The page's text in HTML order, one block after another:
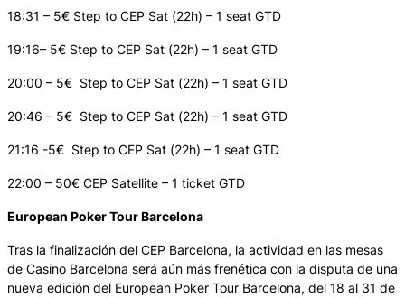
18:31 – 5€ Step to CEP Sat (22h) – 1 seat GTD
19:16– 5€ Step to CEP Sat (22h) – 1 seat GTD
20:00 – 5€ Step to CEP Sat (22h) – 1 seat GTD
20:46 – 5€ Step to CEP Sat (22h) – 1 seat GTD
21:16 -5€ Step to CEP Sat (22h) – 1 seat GTD
22:00 – 50€ CEP Satellite – 1 ticket GTD
European Poker Tour Barcelona
Tras la finalización del CEP Barcelona, la actividad en las mesas
de Casino Barcelona será aún más frenética con la disputa de una
nueva edición del European Poker Tour Barcelona, del 18 al 31 de